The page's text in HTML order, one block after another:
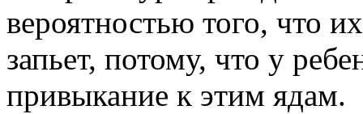
вероятностью того, что
запьет, потому, что у
привыкание к этим ядам.